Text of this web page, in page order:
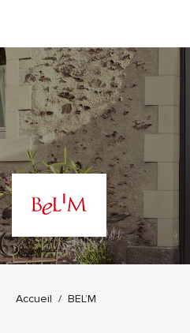
Vous êtes ici :
Accueil BEL’M